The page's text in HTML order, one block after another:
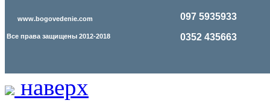
www.bogovedenie.com
Все права защищены 2012-2018
097 5935933
0352 435663
наверх